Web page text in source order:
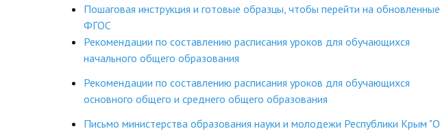
Пошаговая инструкция и готовые образцы, чтобы перейти на обновленные
ФГОС
Рекомендации по составлению расписания уроков для обучающихся
начального общего образования
Рекомендации по составлению расписания уроков для обучающихся
основного общего и среднего общего образования
Письмо министерства образования науки и молодежи Республики Крым "О